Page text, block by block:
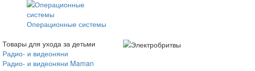
Операционные системы
Товары для ухода за детьми
Радио- и видеоняни
Радио- и видеоняни Maman